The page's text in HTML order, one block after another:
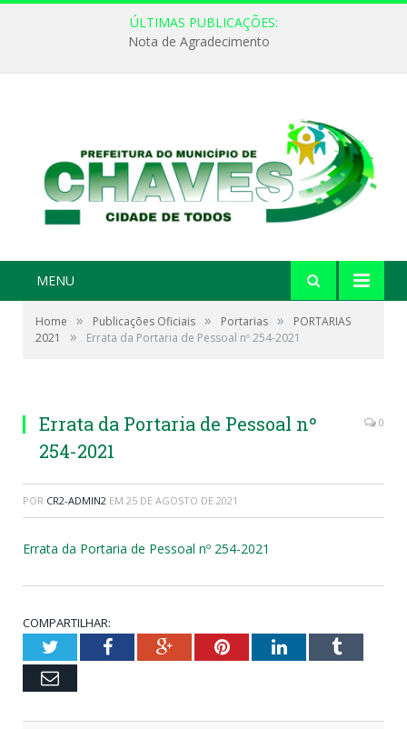
ÚLTIMAS PUBLICAÇÕES:
Nota de Agradecimento
MENU
Home » Publicações Oficiais » Portarias »
PORTARIAS
2021
» Errata da Portaria de Pessoal nº 254-2021
Errata da Portaria de Pessoal nº
254-2021
0
POR CR2-ADMIN2 EM 25 DE AGOSTO DE 2021
Errata da Portaria de Pessoal nº 254-2021
COMPARTILHAR:
TwitterFacebookGoogle+PinterestLinkedInTumblr
Email